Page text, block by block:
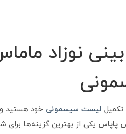
بینی نوزاد
تکمیل لیست سیسمونی خود هستید و
پاپاس یکی از بهترین گزینه‌ها